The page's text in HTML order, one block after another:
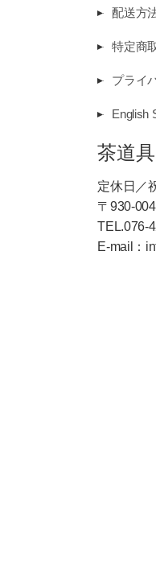
配送方
特定商
プライ
English
茶道
定休日／
〒930-
TEL.076-
E-mail：